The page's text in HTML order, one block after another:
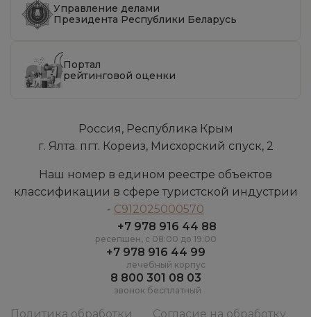
Управление делами
Президента Республики Беларусь
Портал
рейтинговой оценки
Россия, Республика Крым
г. Ялта. пгт. Кореиз, Мисхорский спуск, 2
Наш номер в едином реестре объектов
классификации в сфере туристской индустрии
- С912025000570
+7 978 916 44 88
ресепшен, c 08:00 до 19:00
+7 978 916 44 99
лечебный корпус
8 800 301 08 03
звонок бесплатный
Политика обработки Согласие на обработку